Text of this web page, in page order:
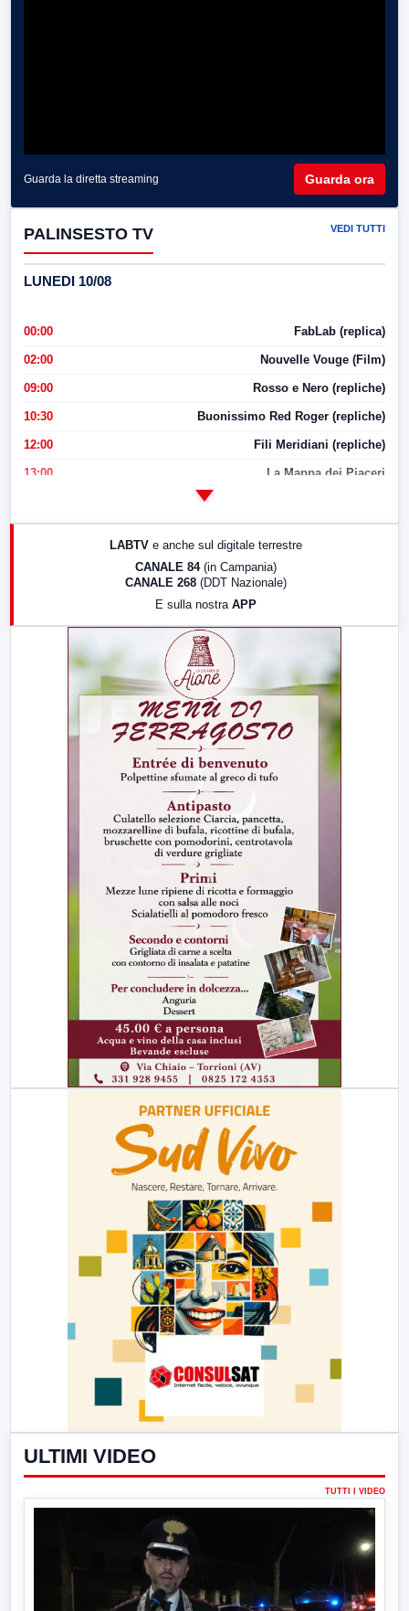
Guarda la diretta streaming Guarda ora
PALINSESTO TV VEDI TUTTI
LUNEDI 10/08
00:00 FabLab (replica)
02:00 Nouvelle Vouge (Film)
09:00 Rosso e Nero (repliche)
10:30 Buonissimo Red Roger (repliche)
12:00 Fili Meridiani (repliche)
13:00 La Mappa dei Piaceri
LABTV e anche sul digitale terrestre
CANALE 84 (in Campania)
CANALE 268 (DDT Nazionale)
E sulla nostra APP
ULTIMI VIDEO
TUTTI I VIDEO